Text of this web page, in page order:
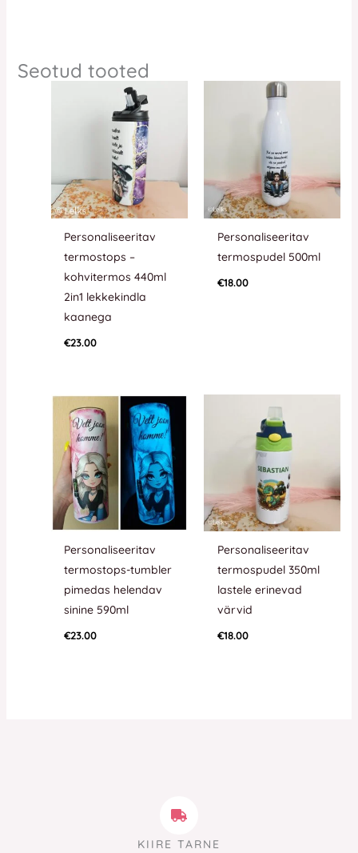
Seotud tooted
Personaliseeritav
termostops –
kohvitermos 440ml
2in1 lekkekindla
kaanega
€23.00
Personaliseeritav
termospudel 500ml
€18.00
Personaliseeritav
termostops-tumbler
pimedas helendav
sinine 590ml
€23.00
Personaliseeritav
termospudel 350ml
lastele erinevad
värvid
€18.00
KIIRE TARNE